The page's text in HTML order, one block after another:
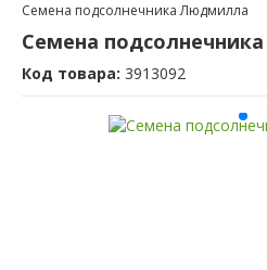
Семена подсолнечника Людмилла
Семена
Код товара: 3913092